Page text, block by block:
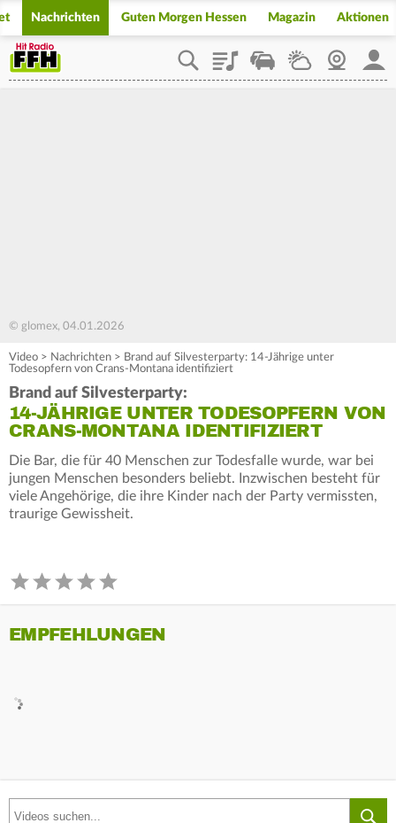
Nachrichten Guten Morgen Hessen Magazin Aktionen
PlaylistStaupilotWetterWebcam
© glomex, 04.01.2026
Video > Nachrichten > Brand auf Silvesterparty: 14-Jährige unter
Todesopfern von Crans-Montana identifiziert
Brand auf Silvesterparty:
14-JÄHRIGE UNTER TODESOPFERN VON
CRANS-MONTANA IDENTIFIZIERT
Die Bar, die für 40 Menschen zur Todesfalle wurde, war bei
jungen Menschen besonders beliebt. Inzwischen besteht für
viele Angehörige, die ihre Kinder nach der Party vermissten,
traurige Gewissheit.
EMPFEHLUNGEN